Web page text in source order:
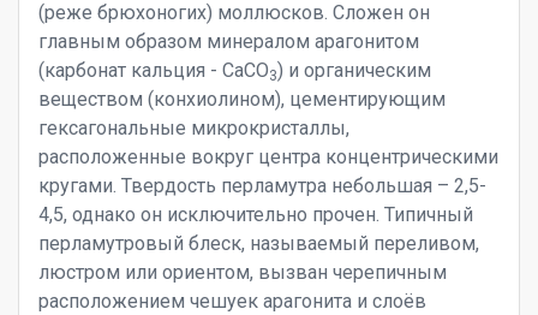
(реже брюхоногих) моллюсков. Сложен он
главным образом минералом арагонитом
(карбонат кальция - СаСО3) и органическим
веществом (конхиолином), цементирующим
гексагональные микрокристаллы,
расположенные вокруг центра концентрическими
кругами. Твердость перламутра небольшая – 2,5-
4,5, однако он исключительно прочен. Типичный
перламутровый блеск, называемый переливом,
люстром или ориентом, вызван черепичным
расположением чешуек арагонита и слоёв